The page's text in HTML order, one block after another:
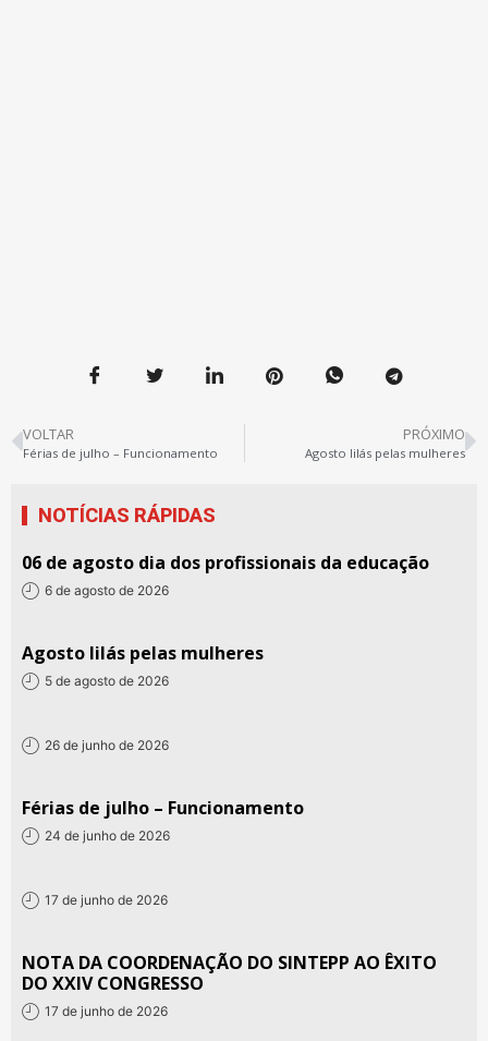
VOLTAR
Férias de julho – Funcionamento
PRÓXIMO
Agosto lilás pelas mulheres
NOTÍCIAS RÁPIDAS
06 de agosto dia dos profissionais da educação
6 de agosto de 2026
Agosto lilás pelas mulheres
5 de agosto de 2026
26 de junho de 2026
Férias de julho – Funcionamento
24 de junho de 2026
17 de junho de 2026
NOTA DA COORDENAÇÃO DO SINTEPP AO ÊXITO
DO XXIV CONGRESSO
17 de junho de 2026